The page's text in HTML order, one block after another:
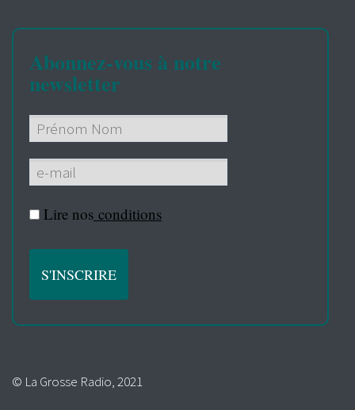
Abonnez-vous à notre
newsletter
Lire nos conditions
© La Grosse Radio, 2021